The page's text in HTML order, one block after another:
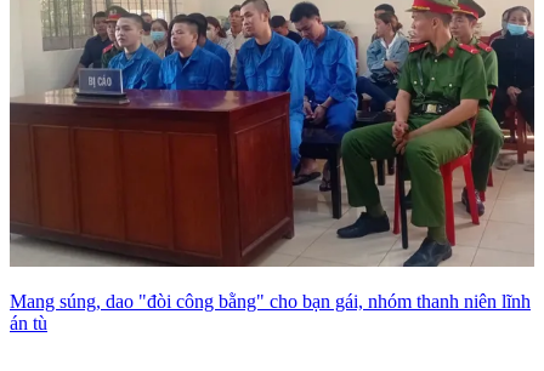
Mang súng, dao "đòi công bằng" cho bạn gái, nhóm thanh niên lĩnh
án tù